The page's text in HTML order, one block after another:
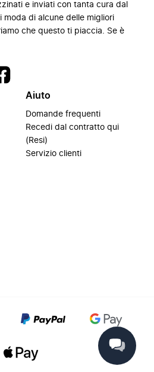
e inviati con tanta cura dal
moda di alcune delle migliori
che questo ti piaccia. Se è
Aiuto
Domande frequenti
Recedi dal contratto qui
(Resi)
Servizio clienti